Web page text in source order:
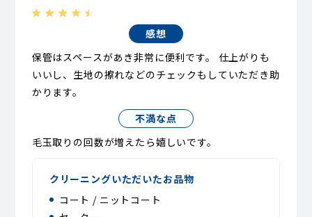
感想
保管はスペースがあき非常に便利です。 仕上がりも
いいし、生地の擦れなどのチェックもしていただき助
かります。
不満な点
毛玉取りの回数が増えたら嬉しいです。
クリーニングいただいたお品物
コート / ニットコート